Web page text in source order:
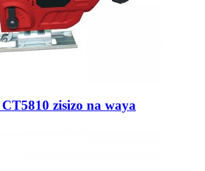
zisizo na waya